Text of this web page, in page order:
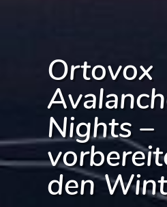
Ortovox
Nights –
den